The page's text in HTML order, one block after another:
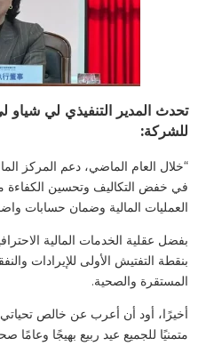
تحدث المدير التنفيذي لي شياو
للشركة:
“خلال العام الماضي، دعم المركز
في خفض التكاليف وتحسين الكفاءة
العمليات المالية وضمان حسابات
بفضل عقلية الخدمات المالية
بنقطة التفتيش الأولى للإيرادات
المستقرة والصحية.
أخيرًا، أود أن أعرب عن خالص تحياتي
متمنيًا للجميع عيد ربيع بهيجًا وعامًا